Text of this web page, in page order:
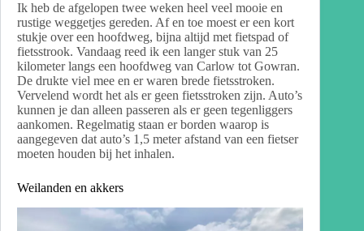
Ik heb de afgelopen twee weken heel veel mooie en
rustige weggetjes gereden. Af en toe moest er een kort
stukje over een hoofdweg, bijna altijd met fietspad of
fietsstrook. Vandaag reed ik een langer stuk van 25
kilometer langs een hoofdweg van Carlow tot Gowran.
De drukte viel mee en er waren brede fietsstroken.
Vervelend wordt het als er geen fietsstroken zijn. Auto’s
kunnen je dan alleen passeren als er geen tegenliggers
aankomen. Regelmatig staan er borden waarop is
aangegeven dat auto’s 1,5 meter afstand van een fietser
moeten houden bij het inhalen.
Weilanden en akkers